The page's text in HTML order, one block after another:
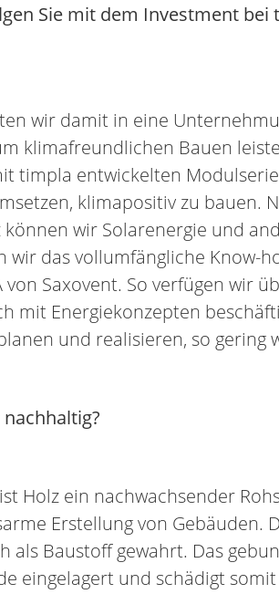
Sie mit dem Investment bei
wir damit in eine
klimafreundlichen Bauen
timpla entwickelten
klimapositiv zu bauen.
wir Solarenergie und
wir das vollumfängliche Know-
Saxovent. So verfügen wir
mit Energiekonzepten
und realisieren, so gering
Holz ein nachwachsender
Erstellung von Gebäuden.
als Baustoff gewahrt. Das
eingelagert und schädigt